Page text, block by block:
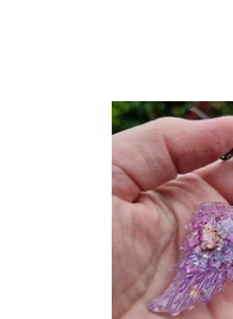
Dostupnost:
10374